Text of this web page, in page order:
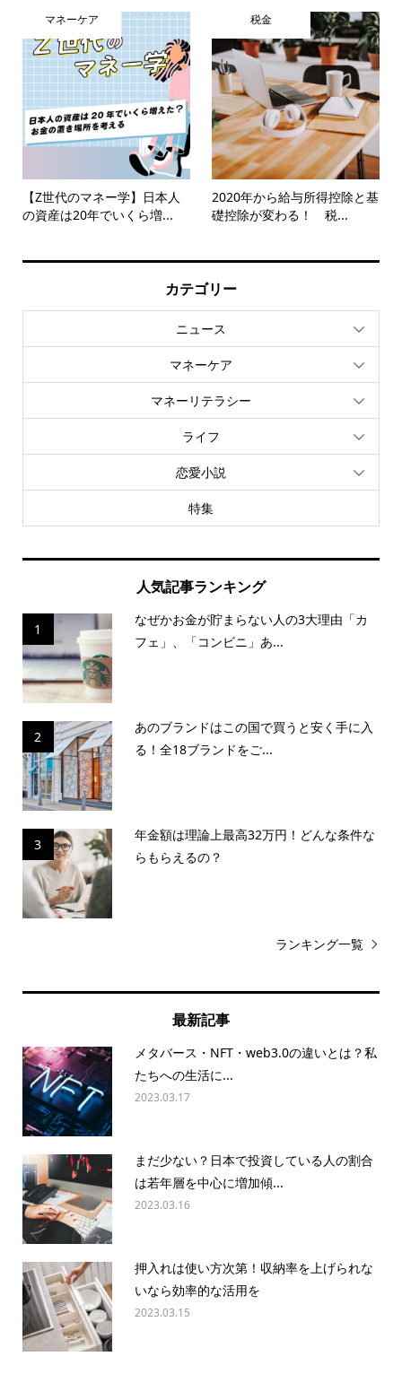
マネーケア
【Z世代のマネー学】日本人
の資産は20年でいくら増...
税金
2020年から給与所得控除と基
礎控除が変わる！ 税...
カテゴリー
ニュース
マネーケア
マネーリテラシー
ライフ
恋愛小説
特集
人気記事ランキング
1
なぜかお金が貯まらない人の3大理由「カ
フェ」、「コンビニ」あ...
2
あのブランドはこの国で買うと安く手に入
る！全18ブランドをご...
3
年金額は理論上最高32万円！どんな条件な
らもらえるの？
ランキング一覧
最新記事
メタバース・NFT・web3.0の違いとは？私
たちへの生活に...
2023.03.17
まだ少ない？日本で投資している人の割合
は若年層を中心に増加傾...
2023.03.16
押入れは使い方次第！収納率を上げられな
いなら効率的な活用を
2023.03.15